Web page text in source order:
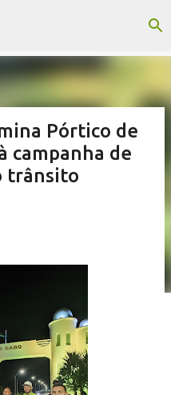
principal
Pórtico de
campanha de
trânsito